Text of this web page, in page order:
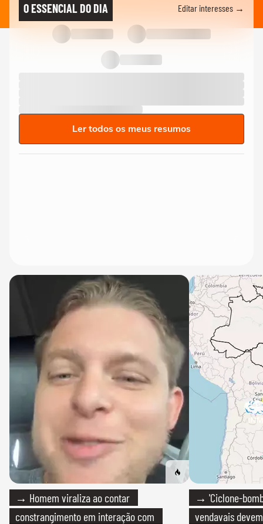
O ESSENCIAL DO DIA Editar interesses →
Ler todos os meus resumos
→ Homem viraliza ao contar
constrangimento em interação com
→ 'Ciclone-
vendavais